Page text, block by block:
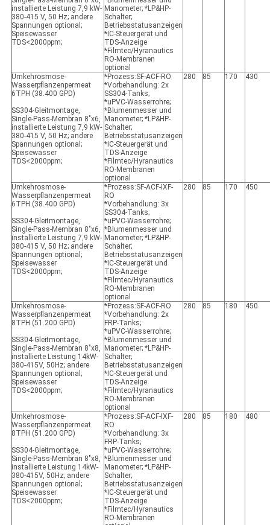
installierte Leistung 7,9 kW-
380-415 V, 50 Hz; andere
Spannungen optional;
Speisewasser
TDS<2000ppm;
Manometer; *LP&HP-
Schalter;
Betriebsstatusanzeigen
*IC-Steuergerät und
TDS-Anzeige
*Filmtec/Hyranautics
RO-Membranen
optional
Umkehrosmose-
Wasserpflanzenpermeat
6TPH (38.400 GPD)
SS304-Gleitmontage,
Single-Pass-Membran 8"x6,
installierte Leistung 7,9 kW-
380-415 V, 50 Hz; andere
Spannungen optional;
Speisewasser
TDS<2000ppm;
*Prozess:SF-ACF-RO
*Vorbehandlung: 2x
SS304-Tanks;
*uPVC-Wasserrohre;
*Blumenmesser und
Manometer; *LP&HP-
Schalter;
Betriebsstatusanzeigen
*IC-Steuergerät und
TDS-Anzeige
*Filmtec/Hyranautics
RO-Membranen
optional
280 85 170 430
Umkehrosmose-
Wasserpflanzenpermeat
6TPH (38.400 GPD)
SS304-Gleitmontage,
Single-Pass-Membran 8"x6,
installierte Leistung 7,9 kW-
380-415 V, 50 Hz; andere
Spannungen optional;
Speisewasser
TDS<2000ppm;
*Prozess:SF-ACF-IXF-
RO
*Vorbehandlung: 3x
SS304-Tanks;
*uPVC-Wasserrohre;
*Blumenmesser und
Manometer; *LP&HP-
Schalter;
Betriebsstatusanzeigen
*IC-Steuergerät und
TDS-Anzeige
*Filmtec/Hyranautics
RO-Membranen
optional
280 85 170 450
Umkehrosmose-
Wasserpflanzenpermeat
8TPH (51.200 GPD)
SS304-Gleitmontage,
Single-Pass-Membran 8"x8,
installierte Leistung 14kW-
380-415V, 50Hz; andere
Spannungen optional;
Speisewasser
TDS<2000ppm;
*Prozess:SF-ACF-RO
*Vorbehandlung: 2x
FRP-Tanks;
*uPVC-Wasserrohre;
*Blumenmesser und
Manometer; *LP&HP-
Schalter;
Betriebsstatusanzeigen
*IC-Steuergerät und
TDS-Anzeige
*Filmtec/Hyranautics
RO-Membranen
optional
280 85 180 450
Umkehrosmose-
Wasserpflanzenpermeat
8TPH (51.200 GPD)
SS304-Gleitmontage,
Single-Pass-Membran 8"x8,
installierte Leistung 14kW-
380-415V, 50Hz; andere
Spannungen optional;
Speisewasser
TDS<2000ppm;
*Prozess:SF-ACF-IXF-
RO
*Vorbehandlung: 3x
FRP-Tanks;
*uPVC-Wasserrohre;
*Blumenmesser und
Manometer; *LP&HP-
Schalter;
Betriebsstatusanzeigen
*IC-Steuergerät und
TDS-Anzeige
*Filmtec/Hyranautics
RO-Membranen
280 85 180 480